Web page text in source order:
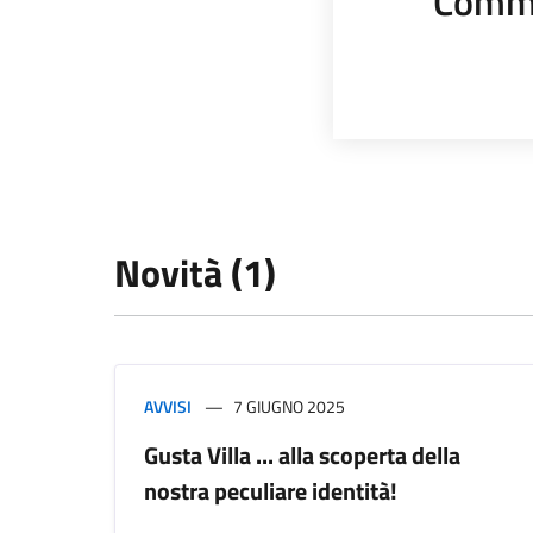
Novità (1)
AVVISI 7 GIUGNO 2025
Gusta Villa ... alla scoperta della
nostra peculiare identità!